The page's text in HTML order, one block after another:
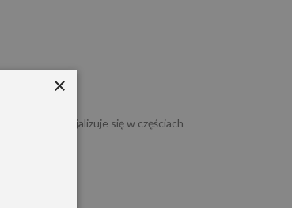
Firma specjalizuje się w częściach
×